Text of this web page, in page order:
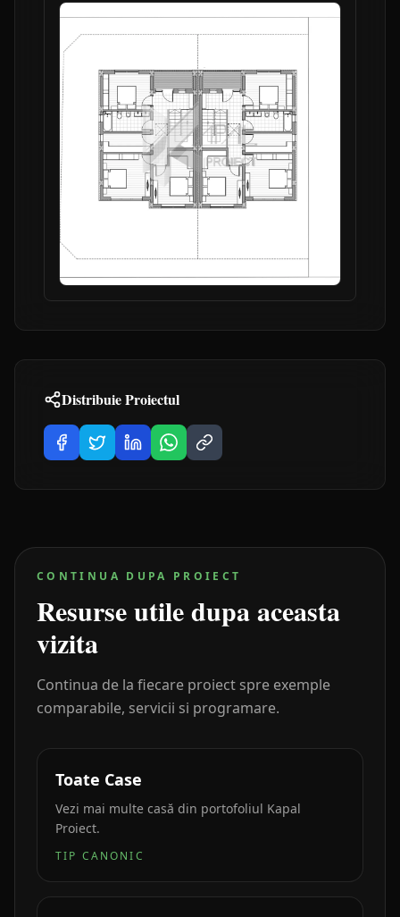
Distribuie Proiectul
CONTINUA DUPA PROIECT
Resurse utile dupa aceasta
vizita
Continua de la fiecare proiect spre exemple
comparabile, servicii si programare.
Toate Case
Vezi mai multe casă din portofoliul Kapal
Proiect.
TIP CANONIC